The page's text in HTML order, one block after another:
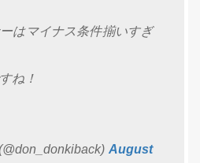
はマイナス条件揃いすぎ
ね！
August